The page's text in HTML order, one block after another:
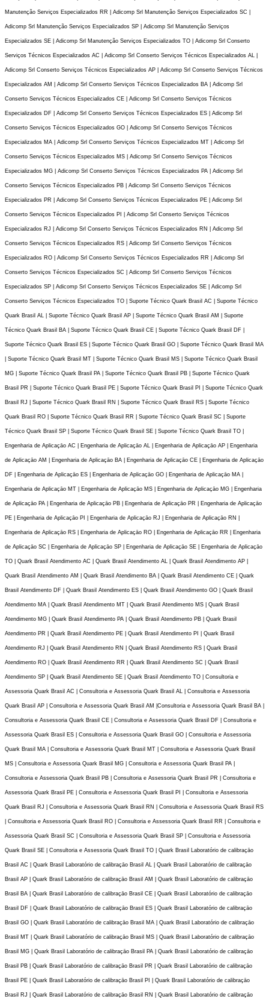
Manutenção Serviços Especializados RR | Adicomp Srl Manutenção Serviços Especializados SC |
Adicomp Srl Manutenção Serviços Especializados SP | Adicomp Srl Manutenção Serviços
Especializados SE | Adicomp Srl Manutenção Serviços Especializados TO | Adicomp Srl Conserto
Serviços Técnicos Especializados AC | Adicomp Srl Conserto Serviços Técnicos Especializados AL |
Adicomp Srl Conserto Serviços Técnicos Especializados AP | Adicomp Srl Conserto Serviços Técnicos
Especializados AM | Adicomp Srl Conserto Serviços Técnicos Especializados BA | Adicomp Srl
Conserto Serviços Técnicos Especializados CE | Adicomp Srl Conserto Serviços Técnicos
Especializados DF | Adicomp Srl Conserto Serviços Técnicos Especializados ES | Adicomp Srl
Conserto Serviços Técnicos Especializados GO | Adicomp Srl Conserto Serviços Técnicos
Especializados MA | Adicomp Srl Conserto Serviços Técnicos Especializados MT | Adicomp Srl
Conserto Serviços Técnicos Especializados MS | Adicomp Srl Conserto Serviços Técnicos
Especializados MG | Adicomp Srl Conserto Serviços Técnicos Especializados PA | Adicomp Srl
Conserto Serviços Técnicos Especializados PB | Adicomp Srl Conserto Serviços Técnicos
Especializados PR | Adicomp Srl Conserto Serviços Técnicos Especializados PE | Adicomp Srl
Conserto Serviços Técnicos Especializados PI | Adicomp Srl Conserto Serviços Técnicos
Especializados RJ | Adicomp Srl Conserto Serviços Técnicos Especializados RN | Adicomp Srl
Conserto Serviços Técnicos Especializados RS | Adicomp Srl Conserto Serviços Técnicos
Especializados RO | Adicomp Srl Conserto Serviços Técnicos Especializados RR | Adicomp Srl
Conserto Serviços Técnicos Especializados SC | Adicomp Srl Conserto Serviços Técnicos
Especializados SP | Adicomp Srl Conserto Serviços Técnicos Especializados SE | Adicomp Srl
Conserto Serviços Técnicos Especializados TO | Suporte Técnico Quark Brasil AC | Suporte Técnico
Quark Brasil AL | Suporte Técnico Quark Brasil AP | Suporte Técnico Quark Brasil AM | Suporte
Técnico Quark Brasil BA | Suporte Técnico Quark Brasil CE | Suporte Técnico Quark Brasil DF |
Suporte Técnico Quark Brasil ES | Suporte Técnico Quark Brasil GO | Suporte Técnico Quark Brasil MA
| Suporte Técnico Quark Brasil MT | Suporte Técnico Quark Brasil MS | Suporte Técnico Quark Brasil
MG | Suporte Técnico Quark Brasil PA | Suporte Técnico Quark Brasil PB | Suporte Técnico Quark
Brasil PR | Suporte Técnico Quark Brasil PE | Suporte Técnico Quark Brasil PI | Suporte Técnico Quark
Brasil RJ | Suporte Técnico Quark Brasil RN | Suporte Técnico Quark Brasil RS | Suporte Técnico
Quark Brasil RO | Suporte Técnico Quark Brasil RR | Suporte Técnico Quark Brasil SC | Suporte
Técnico Quark Brasil SP | Suporte Técnico Quark Brasil SE | Suporte Técnico Quark Brasil TO |
Engenharia de Aplicaçāo AC | Engenharia de Aplicaçāo AL | Engenharia de Aplicaçāo AP | Engenharia
de Aplicaçāo AM | Engenharia de Aplicaçāo BA | Engenharia de Aplicaçāo CE | Engenharia de Aplicaçāo
DF | Engenharia de Aplicaçāo ES | Engenharia de Aplicaçāo GO | Engenharia de Aplicaçāo MA |
Engenharia de Aplicaçāo MT | Engenharia de Aplicaçāo MS | Engenharia de Aplicaçāo MG | Engenharia
de Aplicaçāo PA | Engenharia de Aplicaçāo PB | Engenharia de Aplicaçāo PR | Engenharia de Aplicaçāo
PE | Engenharia de Aplicaçāo PI | Engenharia de Aplicaçāo RJ | Engenharia de Aplicaçāo RN |
Engenharia de Aplicaçāo RS | Engenharia de Aplicaçāo RO | Engenharia de Aplicaçāo RR | Engenharia
de Aplicaçāo SC | Engenharia de Aplicaçāo SP | Engenharia de Aplicaçāo SE | Engenharia de Aplicaçāo
TO | Quark Brasil Atendimento AC | Quark Brasil Atendimento AL | Quark Brasil Atendimento AP |
Quark Brasil Atendimento AM | Quark Brasil Atendimento BA | Quark Brasil Atendimento CE | Quark
Brasil Atendimento DF | Quark Brasil Atendimento ES | Quark Brasil Atendimento GO | Quark Brasil
Atendimento MA | Quark Brasil Atendimento MT | Quark Brasil Atendimento MS | Quark Brasil
Atendimento MG | Quark Brasil Atendimento PA | Quark Brasil Atendimento PB | Quark Brasil
Atendimento PR | Quark Brasil Atendimento PE | Quark Brasil Atendimento PI | Quark Brasil
Atendimento RJ | Quark Brasil Atendimento RN | Quark Brasil Atendimento RS | Quark Brasil
Atendimento RO | Quark Brasil Atendimento RR | Quark Brasil Atendimento SC | Quark Brasil
Atendimento SP | Quark Brasil Atendimento SE | Quark Brasil Atendimento TO | Consultoria e
Assessoria Quark Brasil AC | Consultoria e Assessoria Quark Brasil AL | Consultoria e Assessoria
Quark Brasil AP | Consultoria e Assessoria Quark Brasil AM |Consultoria e Assessoria Quark Brasil BA |
Consultoria e Assessoria Quark Brasil CE | Consultoria e Assessoria Quark Brasil DF | Consultoria e
Assessoria Quark Brasil ES | Consultoria e Assessoria Quark Brasil GO | Consultoria e Assessoria
Quark Brasil MA | Consultoria e Assessoria Quark Brasil MT | Consultoria e Assessoria Quark Brasil
MS | Consultoria e Assessoria Quark Brasil MG | Consultoria e Assessoria Quark Brasil PA |
Consultoria e Assessoria Quark Brasil PB | Consultoria e Assessoria Quark Brasil PR | Consultoria e
Assessoria Quark Brasil PE | Consultoria e Assessoria Quark Brasil PI | Consultoria e Assessoria
Quark Brasil RJ | Consultoria e Assessoria Quark Brasil RN | Consultoria e Assessoria Quark Brasil RS
| Consultoria e Assessoria Quark Brasil RO | Consultoria e Assessoria Quark Brasil RR | Consultoria e
Assessoria Quark Brasil SC | Consultoria e Assessoria Quark Brasil SP | Consultoria e Assessoria
Quark Brasil SE | Consultoria e Assessoria Quark Brasil TO | Quark Brasil Laboratório de calibraçāo
Brasil AC | Quark Brasil Laboratório de calibraçāo Brasil AL | Quark Brasil Laboratório de calibraçāo
Brasil AP | Quark Brasil Laboratório de calibraçāo Brasil AM | Quark Brasil Laboratório de calibraçāo
Brasil BA | Quark Brasil Laboratório de calibraçāo Brasil CE | Quark Brasil Laboratório de calibraçāo
Brasil DF | Quark Brasil Laboratório de calibraçāo Brasil ES | Quark Brasil Laboratório de calibraçāo
Brasil GO | Quark Brasil Laboratório de calibraçāo Brasil MA | Quark Brasil Laboratório de calibraçāo
Brasil MT | Quark Brasil Laboratório de calibraçāo Brasil MS | Quark Brasil Laboratório de calibraçāo
Brasil MG | Quark Brasil Laboratório de calibraçāo Brasil PA | Quark Brasil Laboratório de calibraçāo
Brasil PB | Quark Brasil Laboratório de calibraçāo Brasil PR | Quark Brasil Laboratório de calibraçāo
Brasil PE | Quark Brasil Laboratório de calibraçāo Brasil PI | Quark Brasil Laboratório de calibraçāo
Brasil RJ | Quark Brasil Laboratório de calibraçāo Brasil RN | Quark Brasil Laboratório de calibraçāo